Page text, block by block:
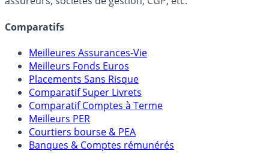
lien capitalistique avec des courtiers, banques,
Meilleures Assurances-Vie
Meilleurs Fonds Euros
Placements Sans Risque
Comparatif Super Livrets
Comparatif Comptes à Terme
Meilleurs PER
Courtiers bourse & PEA